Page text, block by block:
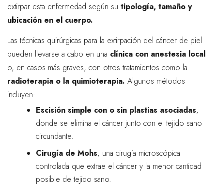
extirpar esta enfermedad según su tipología, tamaño y
ubicación en el cuerpo.
Las técnicas quirúrgicas para la extirpación del cáncer de piel
pueden llevarse a cabo en una clínica con anestesia local
o, en casos más graves, con otros tratamientos como la
radioterapia o la quimioterapia. Algunos métodos
incluyen:
Escisión simple con o sin plastias asociadas,
donde se elimina el cáncer junto con el tejido sano
circundante.
Cirugía de Mohs, una cirugía microscópica
controlada que extrae el cáncer y la menor cantidad
posible de tejido sano.